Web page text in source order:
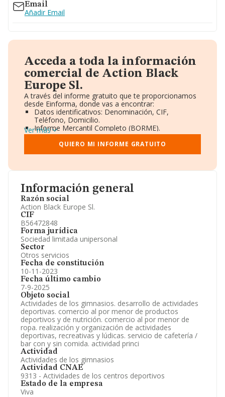
Información general
Razón social
Action Black Europe Sl.
CIF
B56472848
Forma jurídica
Sociedad limitada unipersonal
Sector
Otros servicios
Fecha de constitución
10-11-2023
Fecha último cambio
7-9-2025
Objeto social
Actividades de los gimnasios. desarrollo de actividades
deportivas. comercio al por menor de productos
deportivos y de nutrición. comercio al por menor de
ropa. realización y organización de actividades
deportivas, recreativas y lúdicas. servicio de cafetería /
bar con y sin comida. actividad princi
Actividad
Actividades de los gimnasios
Actividad CNAE
9313 - Actividades de los centros deportivos
Estado de la empresa
Viva
Email
Añadir Email
Acceda a toda la información
comercial de Action Black
Europe Sl.
A través del informe gratuito que te proporcionamos
desde Einforma, donde vas a encontrar:
Datos identificativos: Denominación, CIF,
Teléfono, Domicilio.
Informe Mercantil Completo (BORME).
Gráficos de Evolución Ventas y Empleados.
Consejo de Administración y Administradores.
Directivos y Ejecutivos.
Información oficial y registral complementaria.
Ver más
QUIERO MI INFORME GRATUITO